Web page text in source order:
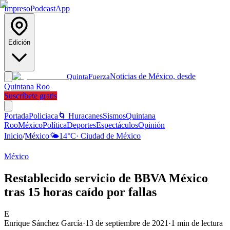
ImpresoPodcastApp
Edición
QuintaFuerzaNoticias de México, desde
Quintana Roo
Suscríbete gratis
PortadaPoliciaca 🌀 HuracanesSismosQuintana
RooMéxicoPolíticaDeportesEspectáculosOpinión
Inicio/México🌤️14°C· Ciudad de México
México
Restablecido servicio de BBVA México
tras 15 horas caído por fallas
E
Enrique Sánchez García·13 de septiembre de 2021 ·1 min de lectura